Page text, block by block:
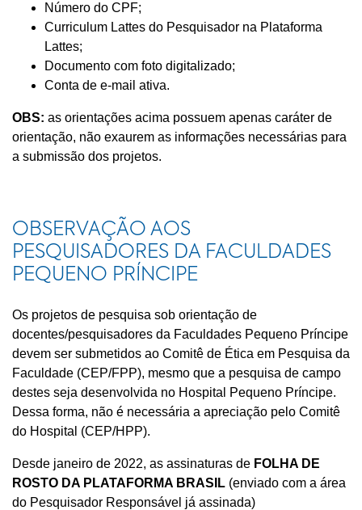
Número do CPF;
Curriculum Lattes do Pesquisador na Plataforma
Lattes;
Documento com foto digitalizado;
Conta de e-mail ativa.
OBS: as orientações acima possuem apenas caráter de
orientação, não exaurem as informações necessárias para
a submissão dos projetos.
OBSERVAÇÃO AOS
PESQUISADORES DA FACULDADES
PEQUENO PRÍNCIPE
Os projetos de pesquisa sob orientação de
docentes/pesquisadores da Faculdades Pequeno Príncipe
devem ser submetidos ao Comitê de Ética em Pesquisa da
Faculdade (CEP/FPP), mesmo que a pesquisa de campo
destes seja desenvolvida no Hospital Pequeno Príncipe.
Dessa forma, não é necessária a apreciação pelo Comitê
do Hospital (CEP/HPP).
Desde janeiro de 2022, as assinaturas de FOLHA DE
ROSTO DA PLATAFORMA BRASIL (enviado com a área
do Pesquisador Responsável já assinada)